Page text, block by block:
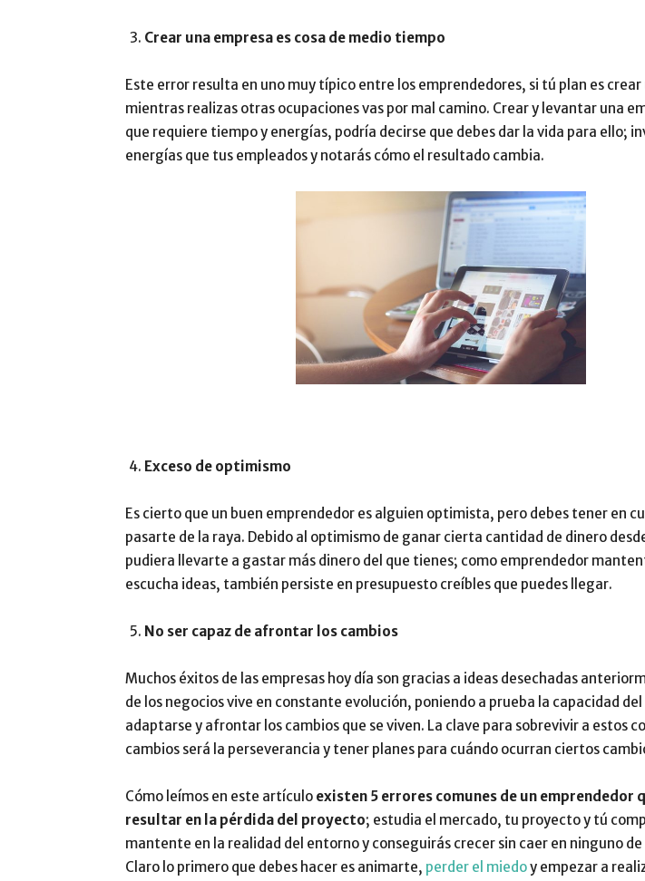
Crear una empresa es cosa de medio tiempo
Este error resulta en uno muy típico entre los emprendedores, si tú plan es crear
mientras realizas otras ocupaciones vas por mal camino. Crear y levantar una
que requiere tiempo y energías, podría decirse que debes dar la vida para ello;
energías que tus empleados y notarás cómo el resultado cambia.
Exceso de optimismo
Es cierto que un buen emprendedor es alguien optimista, pero debes tener en
pasarte de la raya. Debido al optimismo de ganar cierta cantidad de dinero
pudiera llevarte a gastar más dinero del que tienes; como emprendedor
escucha ideas, también persiste en presupuesto creíbles que puedes llegar.
No ser capaz de afrontar los cambios
Muchos éxitos de las empresas hoy día son gracias a ideas desechadas
de los negocios vive en constante evolución, poniendo a prueba la capacidad
adaptarse y afrontar los cambios que se viven. La clave para sobrevivir a estos
cambios será la perseverancia y tener planes para cuándo ocurran ciertos
Cómo leímos en este artículo existen 5 errores comunes de un emprendedor
resultar en la pérdida del proyecto; estudia el mercado, tu proyecto y tú
mantente en la realidad del entorno y conseguirás crecer sin caer en ninguno
Claro lo primero que debes hacer es animarte, perder el miedoy empezar a